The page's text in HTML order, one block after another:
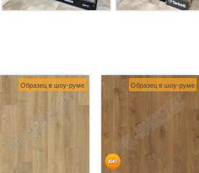
Образец в шоу-руме Образец в шоу-руме